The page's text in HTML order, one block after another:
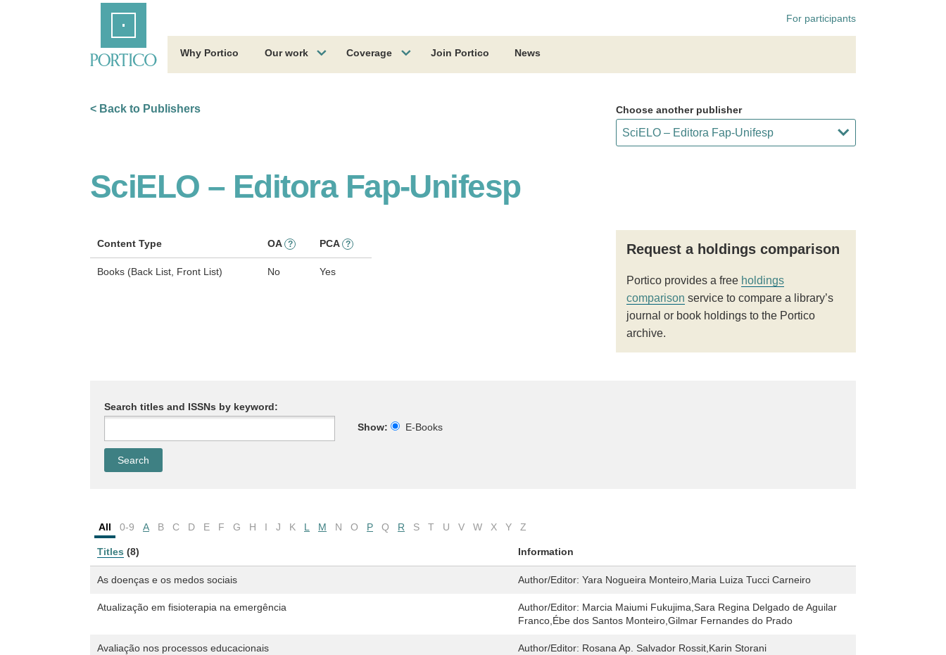
For participants
Why Portico Our work Coverage Join Portico News
< Back to Publishers Choose another publisher
SciELO – Editora Fap-Unifesp
Content Type OA ? PCA ?
Books (Back List, Front List) No Yes
Request a holdings comparison
Portico provides a free holdings
comparison service to compare a library’s
journal or book holdings to the Portico
archive.
Search titles and ISSNs by keyword:
Show:
E-Books
All 0-9 A B C D E F G H I J K L M N O P Q R S T U V W X Y Z
Titles (8) Information
As doenças e os medos sociais Author/Editor: Yara Nogueira Monteiro,Maria Luiza Tucci Carneiro
Atualização em fisioterapia na emergência Author/Editor: Marcia Maiumi Fukujima,Sara Regina Delgado de Aguilar
Franco,Ébe dos Santos Monteiro,Gilmar Fernandes do Prado
Avaliação nos processos educacionais Author/Editor: Rosana Ap. Salvador Rossit,Karin Storani